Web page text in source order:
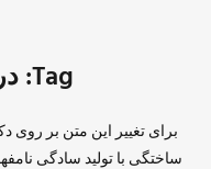
Tag: درویش گنابادی
برای تغییر این متن بر روی
ساختگی با تولید سادگی